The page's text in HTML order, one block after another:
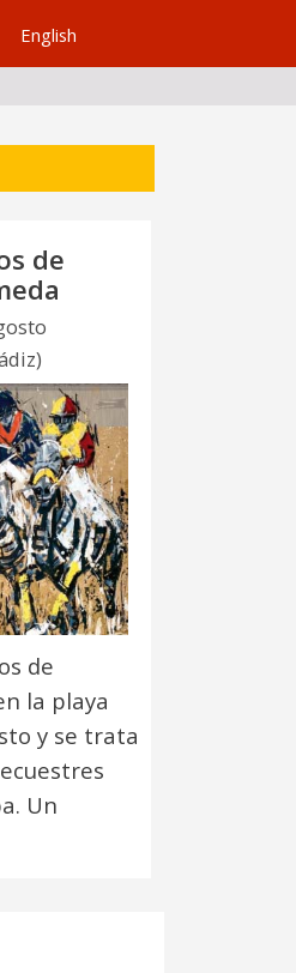
English
de
de
la playa
y se trata
Un